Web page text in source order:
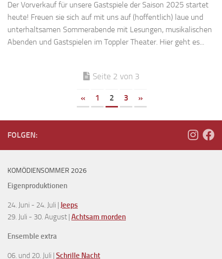
Der Vorverkauf für unsere Gastspiele der Saison 2025 startet
heute! Freuen sie sich auf mit uns auf (hoffentlich) laue und
unterhaltsamen Sommerabende mit Lesungen, musikalischen
Abenden und Gastspielen im Toppler Theater. Hier geht es...
Seite 2 von 3
« 1 2 3 »
FOLGEN:
KOMÖDIENSOMMER 2026
Eigenproduktionen
24. Juni - 24. Juli | Jeeps
29. Juli - 30. August | Achtsam morden
Ensemble extra
06. und 20. Juli | Schrille Nacht